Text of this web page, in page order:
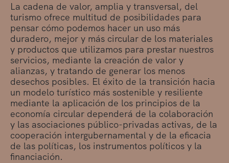
La cadena de valor, amplia y transversal, del
turismo ofrece multitud de posibilidades para
pensar cómo podemos hacer un uso más
duradero, mejor y más circular de los materiales
y productos que utilizamos para prestar nuestros
servicios, mediante la creación de valor y
alianzas, y tratando de generar los menos
desechos posibles. El éxito de la transición hacia
un modelo turístico más sostenible y resiliente
mediante la aplicación de los principios de la
economía circular dependerá de la colaboración
y las asociaciones público-privadas activas, de la
cooperación intergubernamental y de la eficacia
de las políticas, los instrumentos políticos y la
financiación.